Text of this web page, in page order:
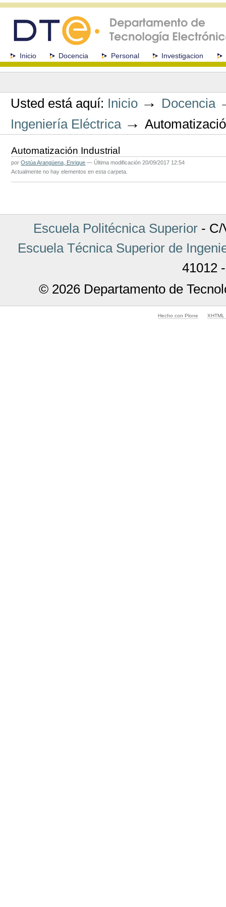
navegación
SeccionesInicio Docencia Personal Investigacion
Herramientas
Usted está aquí: Inicio → Docencia
Ingeniería Eléctrica →
Automatización Industrial
porOstúa Arangüena, Enrique — Última modificación 20/09/2017 12:54
Actualmente no hay elementos en esta carpeta.
Escuela Politécnica Superior- C/
Escuela Técnica Superior de
41012
© 2026 Departamento de
Hecho con Plone XHTML